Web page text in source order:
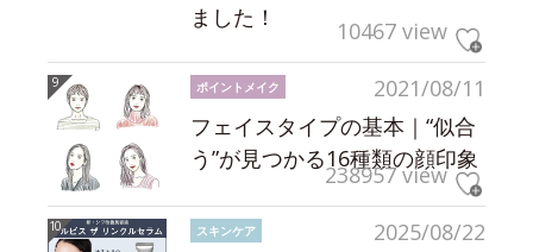
ました！
10467 view
2021/08/11
ポイントメイク
フェイスタイプの基本｜“似合
う”が見つかる16種類の顔印象
238957 view
2025/08/22
スキンケア